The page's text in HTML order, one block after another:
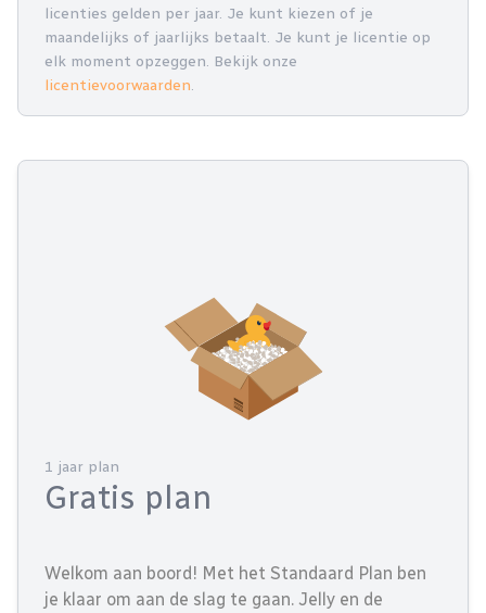
licenties gelden per jaar. Je kunt kiezen of je
maandelijks of jaarlijks betaalt. Je kunt je licentie op
elk moment opzeggen. Bekijk onze
licentievoorwaarden.
1 jaar plan
Gratis plan
Welkom aan boord! Met het Standaard Plan ben
je klaar om aan de slag te gaan. Jelly en de